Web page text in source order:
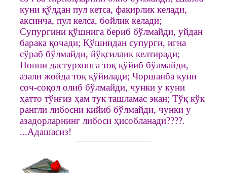
куни қўлдан пул кетса, фақирлик келади,
аксинча, пул келса, бойлик келади;
Супургини қўшнига бериб бўлмайди, уйдан
барака қочади; Қўшнидан супурги, игна
сўраб бўлмайди, йўқсиллик келтиради;
Нонни дастурхонга тоқ қўйиб бўлмайди,
азали жойда тоқ қўйилади; Чоршанба куни
соч-соқол олиб бўлмайди, чунки у куни
ҳатто тўнғиз ҳам тук ташламас экан; Тўқ кўк
рангли либосни кийиб бўлмайди, чунки у
азадорларнинг либоси ҳисобланади????.
...Адашасиз!